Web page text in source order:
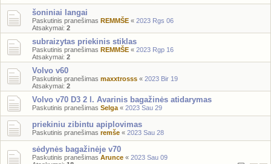
šoniniai langai
Paskutinis pranešimas REMMŠE « 2023 Rgs 06
Atsakymai: 2
subraizytas priekinis stiklas
Paskutinis pranešimas REMMŠE « 2023 Rgp 16
Atsakymai: 2
Volvo v60
Paskutinis pranešimas maxxtrosss « 2023 Bir 19
Atsakymai: 2
Volvo v70 D3 2 l. Avarinis bagažinės atidarymas
Paskutinis pranešimas Selga « 2023 Sau 29
priekiniu zibintu apiplovimas
Paskutinis pranešimas remše « 2023 Sau 28
sėdynės bagažinėje v70
Paskutinis pranešimas Arunce « 2023 Sau 09